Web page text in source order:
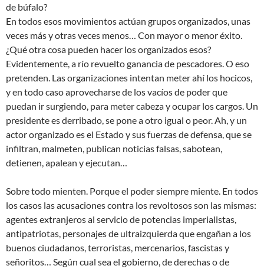
de búfalo?
En todos esos movimientos actúan grupos organizados, unas
veces más y otras veces menos… Con mayor o menor éxito.
¿Qué otra cosa pueden hacer los organizados esos?
Evidentemente, a río revuelto ganancia de pescadores. O eso
pretenden. Las organizaciones intentan meter ahí los hocicos,
y en todo caso aprovecharse de los vacíos de poder que
puedan ir surgiendo, para meter cabeza y ocupar los cargos. Un
presidente es derribado, se pone a otro igual o peor. Ah, y un
actor organizado es el Estado y sus fuerzas de defensa, que se
infiltran, malmeten, publican noticias falsas, sabotean,
detienen, apalean y ejecutan…
Sobre todo mienten. Porque el poder siempre miente. En todos
los casos las acusaciones contra los revoltosos son las mismas:
agentes extranjeros al servicio de potencias imperialistas,
antipatriotas, personajes de ultraizquierda que engañan a los
buenos ciudadanos, terroristas, mercenarios, fascistas y
señoritos… Según cual sea el gobierno, de derechas o de